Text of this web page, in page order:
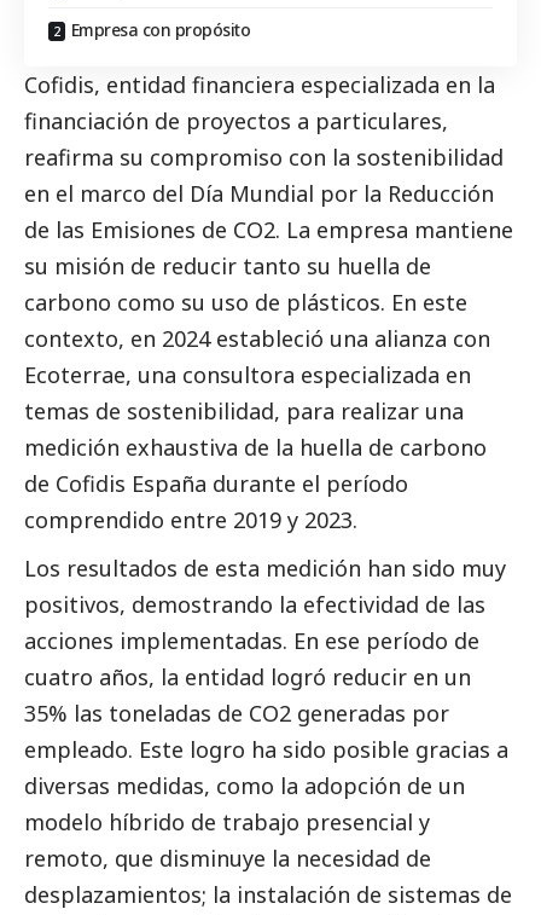
Empresa con propósito
Cofidis, entidad financiera especializada en la
financiación de proyectos a particulares,
reafirma su compromiso con la sostenibilidad
en el marco del Día Mundial por la Reducción
de las Emisiones de CO2. La empresa mantiene
su misión de reducir tanto su huella de
carbono como su uso de plásticos. En este
contexto, en 2024 estableció una alianza con
Ecoterrae, una consultora especializada en
temas de sostenibilidad, para realizar una
medición exhaustiva de la huella de carbono
de Cofidis España durante el período
comprendido entre 2019 y 2023.
Los resultados de esta medición han sido muy
positivos, demostrando la efectividad de las
acciones implementadas. En ese período de
cuatro años, la entidad logró reducir en un
35% las toneladas de CO2 generadas por
empleado. Este logro ha sido posible gracias a
diversas medidas, como la adopción de un
modelo híbrido de trabajo presencial y
remoto, que disminuye la necesidad de
desplazamientos; la instalación de sistemas de